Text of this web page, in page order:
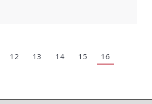
12 13 14 15 16